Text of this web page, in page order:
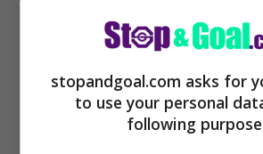
situazione al Real
stopandgoal.com asks for
to use your personal
following